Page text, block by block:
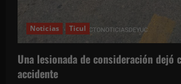
Noticias Ticul
Una lesionada de consideración dejó
accidente